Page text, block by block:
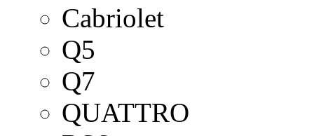
Cabriolet
Q5
Q7
QUATTRO